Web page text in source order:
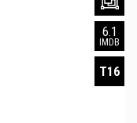
6.1
IMDB
T16